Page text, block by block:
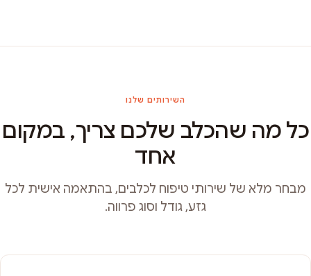
השירותים שלנו
כל מה שהכלב שלכם צריך, במקום
אחד
מבחר מלא של שירותי טיפוח לכלבים, בהתאמה אישית לכל
גזע, גודל וסוג פרווה.